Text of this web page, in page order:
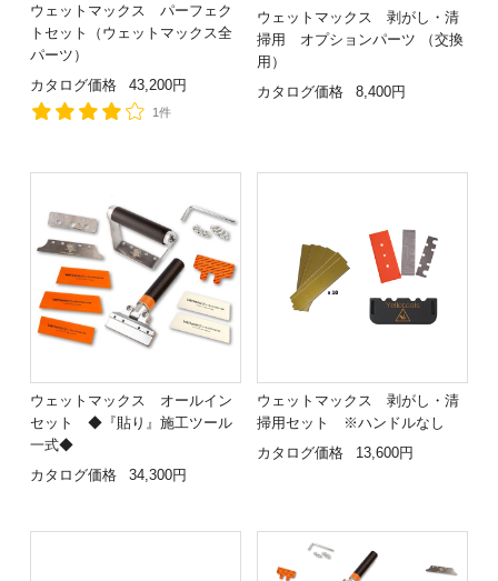
ウェットマックス パーフェク
トセット（ウェットマックス全
パーツ）
カタログ価格
43,200円
1件
ウェットマックス 剥がし・清
掃用 オプションパーツ （交換
用）
カタログ価格
8,400円
ウェットマックス オールイン
セット ◆『貼り』施工ツール
一式◆
カタログ価格
34,300円
ウェットマックス 剥がし・清
掃用セット ※ハンドルなし
カタログ価格
13,600円